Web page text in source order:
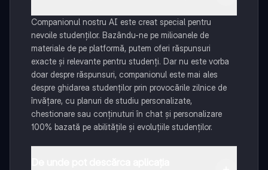
Companionul nostru AI este creat special pentru
nevoile studenților. Bazându-ne pe milioanele de
materiale de pe platformă, putem oferi răspunsuri
exacte și relevante pentru studenți. Dar nu este vorba
doar despre răspunsuri, companionul este mai ales
despre ghidarea studenților prin provocările zilnice de
învățare, cu planuri de studiu personalizate,
chestionare sau conținuturi în chat și personalizare
100% bazată pe abilitățile și evoluțiile studenților.